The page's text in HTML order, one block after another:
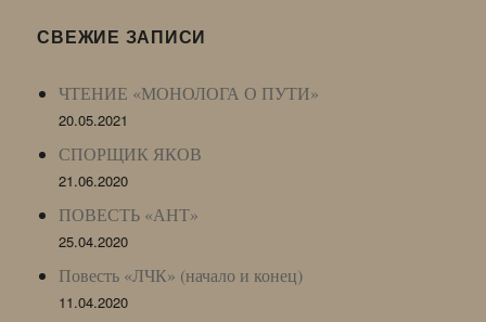
LJ
СВЕЖИЕ ЗАПИСИ
ЧТЕНИЕ «МОНОЛОГА О ПУТИ»
20.05.2021
СПОРЩИК ЯКОВ
21.06.2020
ПОВЕСТЬ «АНТ»
25.04.2020
Повесть «ЛЧК» (начало и конец)
11.04.2020